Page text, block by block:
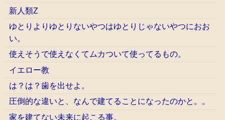
新人類Z
ゆとりよりゆとりないやつはゆとりじゃないやつにおお
い。
使えそうで使えなくてムカついて使ってるもの。
イエロー教
は？は？歯を出せよ。
圧倒的な違いと、なんで建てることになったのかと。。
家を建てない未来に起こる事。